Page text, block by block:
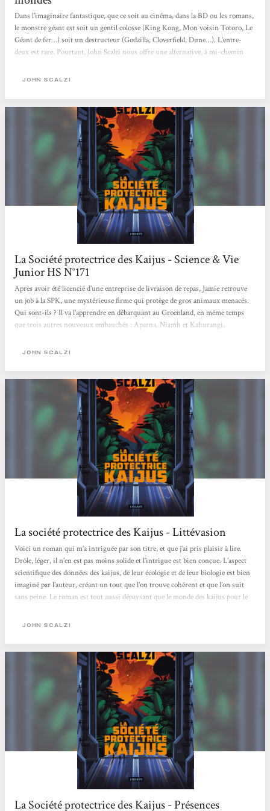
Dans l’imaginaire fantastique, que ce soit au cinéma, dans la BD ou les romans,
le monstre géant est soit un gentil colosse (King Kong, Mon voisin Totoro, Le
Géant de fer…) soit un destructeur (Godzilla, Cloverfield, Dune…). L’entre-
deux est rare. Pourtant, John Scalzi nous offre une alternative, à mi-chemin
kaijus, comme les appellent les Japonais, seront à la fois protégés et étudiés. Ici,
destruction de New York par...
JOHN SCALZI
La Société protectrice des Kaijus - Science & Vie
Junior HS N°171
Après avoir été licencié d’une entreprise de livraison de repas, Jamie retrouve
un job à la SPK, une mystérieuse firme qui protège de gros animaux menacés.
Qui sont-ils ? Il va l’apprendre en débarquant au Groenland, en même temps
que trois autres nouveaux embauchés : Aparna, Niamh et Kahurangi,
l’écosystème d’une Terre parallèle, où vivent… des kaijus. Et de les protéger
JOHN SCALZI
La société protectrice des Kaijus - Littévasion
Voici un roman qui m’a intriguée par son titre, et que j’ai pris plaisir à lire.
Drôle, léger, il n’en est pas moins solide et l’intrigue est bien conçue. L’aspect
scientifique des données des kaijus, de leur écologie et de leur biologie est bien
imaginé par l’auteur, créant un tout que l’on trouve cohérent et que l’on suit
sans peine. Le roman est tout aussi dépaysant que le monde des kaijus pour le
monstres à la littérature SF, en passant par le jeu...
JOHN SCALZI
La Société protectrice des Kaijus - Présences